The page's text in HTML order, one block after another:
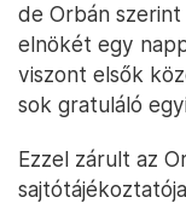
de Orbán
elnökét egy
viszont elsők
sok gratuláló
Ezzel zárult az